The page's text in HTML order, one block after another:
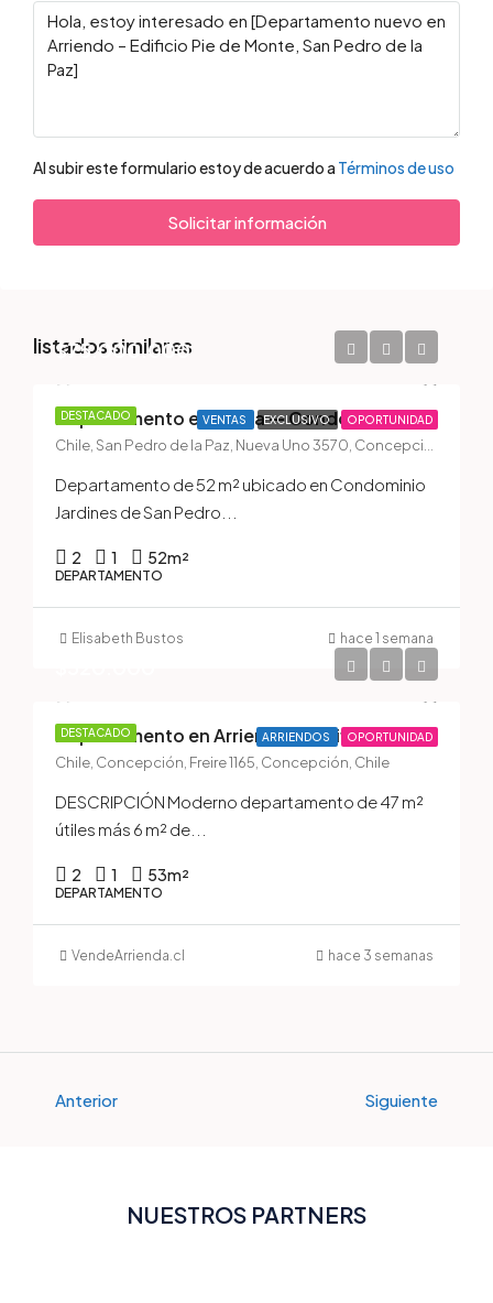
Al subir este formulario estoy de acuerdo a Términos de uso
Solicitar información
listados similares
DESTACADO VENTAS EXCLUSIVO OPORTUNIDAD
$75.000.000
Departamento en Venta — Condominio Jardines de San Pedro II, San Pedro de la Paz
Departamento de 52 m² ubicado en Condominio
Jardines de San Pedro...
2 1 52m²
DEPARTAMENTO
Elisabeth Bustos hace 1 semana
DESTACADO ARRIENDOS OPORTUNIDADDepartamento en Arriendo — Edificio New Center, Pleno Centro de Concepción
Chile, Concepción, Freire 1165, Concepción, Chile
DESCRIPCIÓN Moderno departamento de 47 m²
útiles más 6 m² de...
2 1 53m²
DEPARTAMENTO
VendeArrienda.cl hace 3 semanas
Anterior Siguiente
NUESTROS PARTNERS